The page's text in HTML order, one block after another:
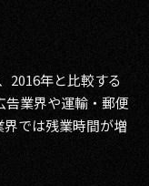
2016年と比較する
告業界や運輸・郵便
では残業時間が増